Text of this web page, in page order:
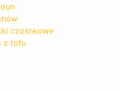
czosnkowe
z tofu